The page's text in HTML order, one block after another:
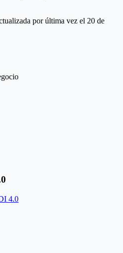
por última vez el 20 de
4.0